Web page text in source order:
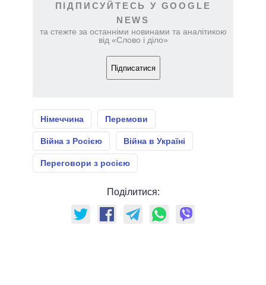
ПІДПИСУЙТЕСЬ У GOOGLE
NEWS
та стежте за останніми новинами та аналітикою
від «Слово і діло»
Підписатися
Німеччина Перемови
Війна з Росією Війна в Україні
Переговори з росією
Поділитися: